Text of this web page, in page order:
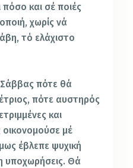
πόσο και σέ ποιές
χωρίς νά
τό ελάχι­στο
πότε θά
πότε αυστηρός
και
οικο­νομούσε μέ
έβλεπε ψυχι­κή
υποχωρήσεις. Θά